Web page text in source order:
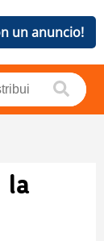
un anuncio!
la